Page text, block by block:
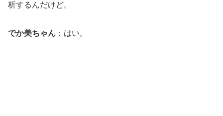
析するんだけど。
でか美ちゃん ：はい。